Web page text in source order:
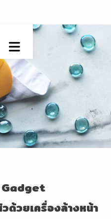
ด้วยเครื่องล้างหน้า